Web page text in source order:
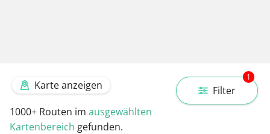
Filter
1
Karte anzeigen
1000+ Routen im ausgewählten
Kartenbereich gefunden.